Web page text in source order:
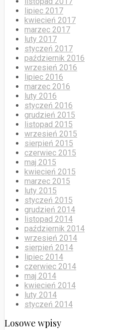
lipiec 2017
kwiecień 2017
marzec 2017
luty 2017
styczeń 2017
październik 2016
wrzesień 2016
lipiec 2016
marzec 2016
luty 2016
styczeń 2016
grudzień 2015
listopad 2015
wrzesień 2015
sierpień 2015
czerwiec 2015
maj 2015
kwiecień 2015
marzec 2015
luty 2015
styczeń 2015
grudzień 2014
listopad 2014
październik 2014
wrzesień 2014
sierpień 2014
lipiec 2014
czerwiec 2014
maj 2014
kwiecień 2014
luty 2014
styczeń 2014
Losowe wpisy